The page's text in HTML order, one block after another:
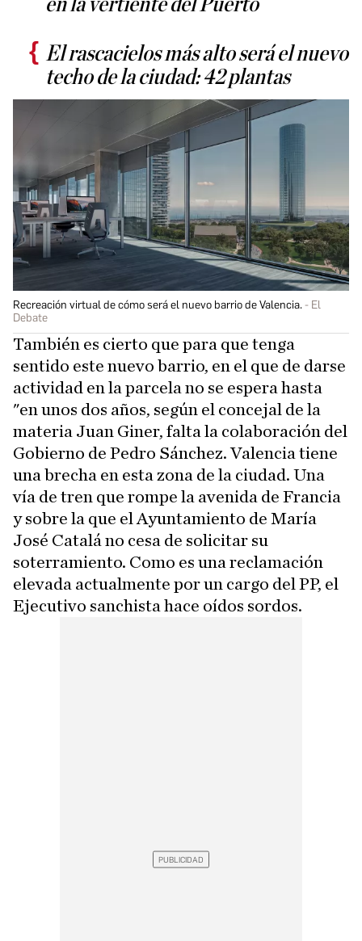
en la vertiente del Puerto
El rascacielos más alto será el nuevo
techo de la ciudad: 42 plantas
Recreación virtual de cómo será el nuevo barrio de Valencia.
El
Debate
También es cierto que para que tenga
sentido este nuevo barrio, en el que de darse
actividad en la parcela no se espera hasta
"en unos dos años, según el concejal de la
materia Juan Giner, falta la colaboración del
Gobierno de Pedro Sánchez. Valencia tiene
una brecha en esta zona de la ciudad. Una
vía de tren que rompe la avenida de Francia
y sobre la que el Ayuntamiento de María
José Catalá no cesa de solicitar su
soterramiento. Como es una reclamación
elevada actualmente por un cargo del PP, el
Ejecutivo sanchista hace oídos sordos.